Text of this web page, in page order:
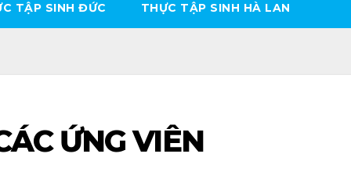
TẬP SINH ĐỨC THỰC TẬP SINH HÀ LAN
ỨNG VIÊN